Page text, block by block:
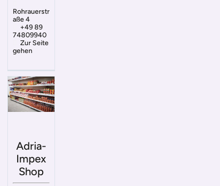
Rohrauerstr
aße 4
+49 89
74809940
Zur Seite
gehen
Adria-
Impex
Shop